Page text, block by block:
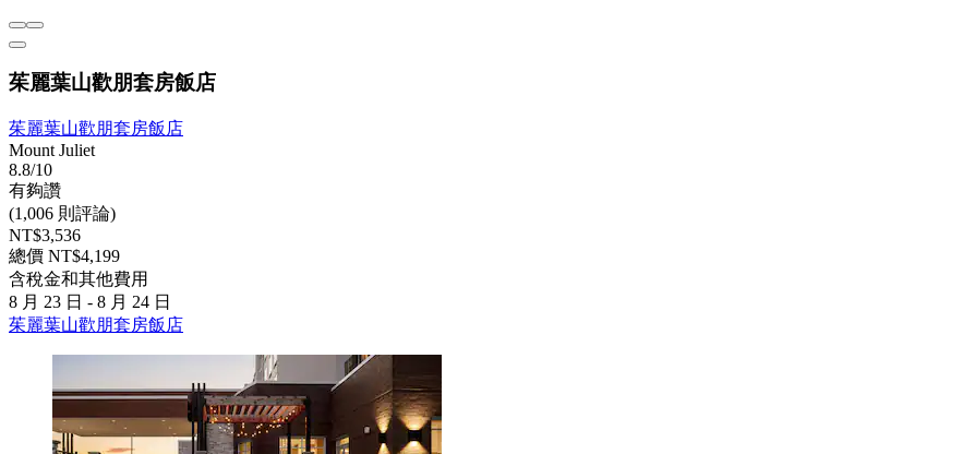
茱麗葉山歡朋套房飯店
茱麗葉山歡朋套房飯店
Mount Juliet
8.8/10
有夠讚
(1,006 則評論)
NT$3,536
總價 NT$4,199
含稅金和其他費用
8 月 23 日 - 8 月 24 日
茱麗葉山歡朋套房飯店